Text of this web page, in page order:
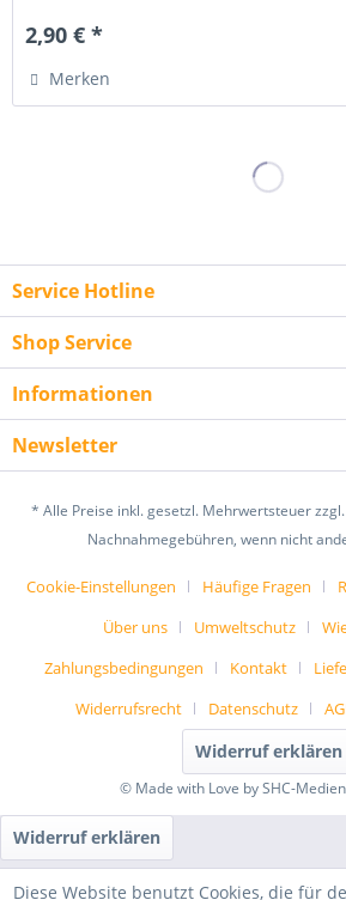
2,90 € *
Merken
Service Hotline
Shop Service
Informationen
Newsletter
* Alle Preise inkl. gesetzl. Mehrwertsteuer zzgl.
Nachnahmegebühren, wenn nicht
Cookie-Einstellungen Häufige Fragen
Über uns
Umweltschutz
Zahlungsbedingungen
Kontakt
Widerrufsrecht
Datenschutz
Widerruf erklären
© Made with Love by SHC-
Diese Website benutzt Cookies, die für
Widerruf erklären